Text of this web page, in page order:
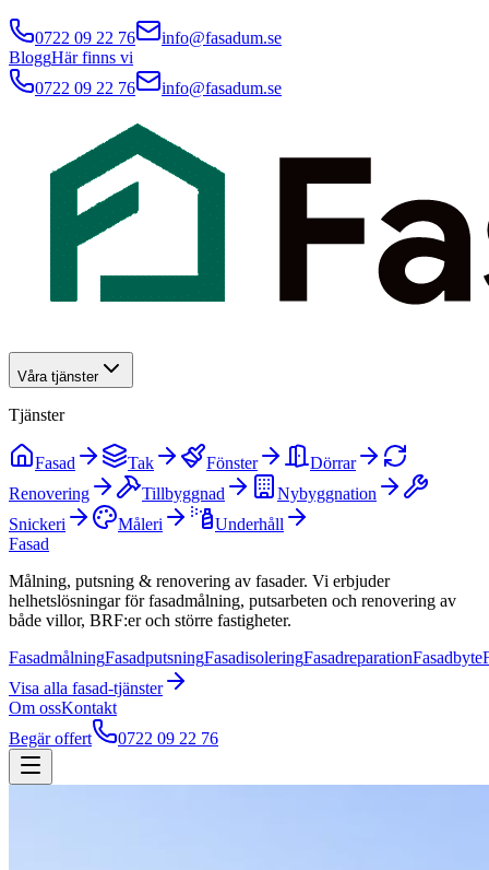
0722 09 22 76
info@fasadum.se
BloggHär finns vi
0722 09 22 76
info@fasadum.se
Våra tjänster
Tjänster
Fasad Tak Fönster
Dörrar
Renovering
Tillbyggnad
Nybyggnation
Snickeri
Måleri
Underhåll
Fasad
Målning, putsning & renovering av fasader. Vi erbjuder
helhetslösningar för fasadmålning, putsarbeten och renovering av
både villor, BRF:er och större fastigheter.
FasadmålningFasadputsningFasadisoleringFasadreparationFasadbyte
Visa alla fasad-tjänster
Om ossKontakt
Begär offert
0722 09 22 76